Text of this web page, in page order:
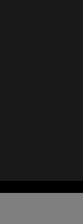
ventana)
ventana)